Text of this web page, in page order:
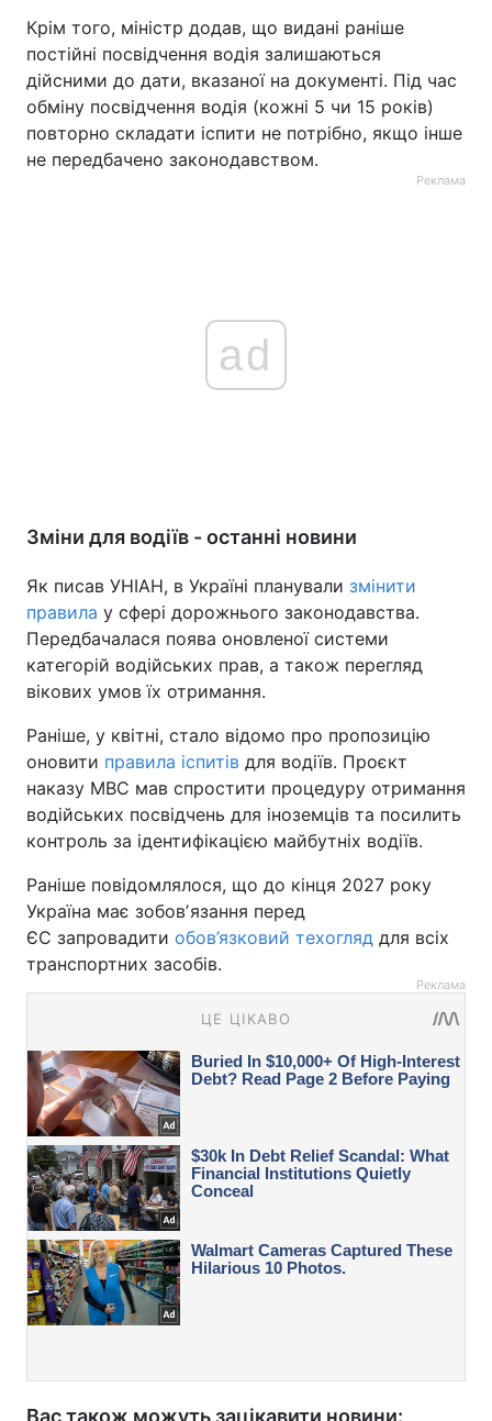
Крім того, міністр додав, що видані раніше
постійні посвідчення водія залишаються
дійсними до дати, вказаної на документі. Під час
обміну посвідчення водія (кожні 5 чи 15 років)
повторно складати іспити не потрібно, якщо інше
не передбачено законодавством.
Реклама
ad
Зміни для водіїв - останні новини
Як писав УНІАН, в Україні планували змінити
правила у сфері дорожнього законодавства.
Передбачалася поява оновленої системи
категорій водійських прав, а також перегляд
вікових умов їх отримання.
Раніше, у квітні, стало відомо про пропозицію
оновити правила іспитів для водіїв. Проєкт
наказу МВС мав спростити процедуру отримання
водійських посвідчень для іноземців та посилить
контроль за ідентифікацією майбутніх водіїв.
Раніше повідомлялося, що до кінця 2027 року
Україна має зобовʼязання перед
ЄС запровадити обов’язковий техогляд для всіх
транспортних засобів.
Реклама
Вас також можуть зацікавити новини: